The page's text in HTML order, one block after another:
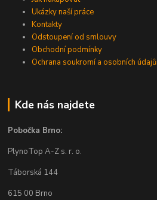
Ukázky naší práce
Kontakty
Odstoupení od smlouvy
Obchodní podmínky
Ochrana soukromí a osobních údajů
Kde nás najdete
Pobočka Brno:
PlynoTop A-Z s. r. o.
Táborská 144
615 00 Brno